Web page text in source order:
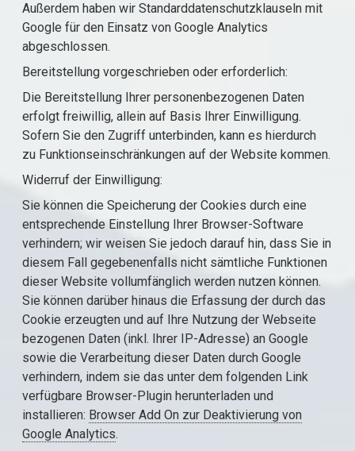
Außerdem haben wir Standarddatenschutzklauseln mit
Google für den Einsatz von Google Analytics
abgeschlossen.
Bereitstellung vorgeschrieben oder erforderlich:
Die Bereitstellung Ihrer personenbezogenen Daten
erfolgt freiwillig, allein auf Basis Ihrer Einwilligung.
Sofern Sie den Zugriff unterbinden, kann es hierdurch
zu Funktionseinschränkungen auf der Website kommen.
Widerruf der Einwilligung:
Sie können die Speicherung der Cookies durch eine
entsprechende Einstellung Ihrer Browser-Software
verhindern; wir weisen Sie jedoch darauf hin, dass Sie in
diesem Fall gegebenenfalls nicht sämtliche Funktionen
dieser Website vollumfänglich werden nutzen können.
Sie können darüber hinaus die Erfassung der durch das
Cookie erzeugten und auf Ihre Nutzung der Webseite
bezogenen Daten (inkl. Ihrer IP-Adresse) an Google
sowie die Verarbeitung dieser Daten durch Google
verhindern, indem sie das unter dem folgenden Link
verfügbare Browser-Plugin herunterladen und
installieren: Browser Add On zur Deaktivierung von
Google Analytics.